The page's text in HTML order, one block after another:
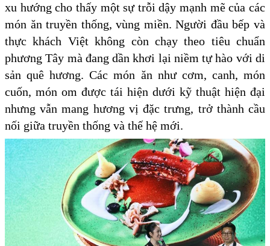
xu hướng cho thấy một sự trỗi dậy mạnh mẽ của các
món ăn truyền thống, vùng miền. Người đầu bếp và
thực khách Việt không còn chạy theo tiêu chuẩn
phương Tây mà đang dần khơi lại niềm tự hào với di
sản quê hương. Các món ăn như cơm, canh, món
cuốn, món om được tái hiện dưới kỹ thuật hiện đại
nhưng vẫn mang hương vị đặc trưng, trở thành cầu
nối giữa truyền thống và thế hệ mới.